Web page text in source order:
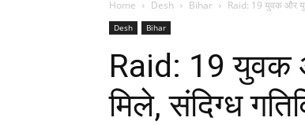
Home Desh Bihar Raid: 19 युवक और
Desh Bihar
Raid: 19 युवक
मिले, संदिग्ध